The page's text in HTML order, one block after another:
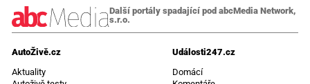
Další portály spadající pod abcMedia Network,
s.r.o.
AutoŽivě.cz
Aktuality
Události247.cz
Domácí